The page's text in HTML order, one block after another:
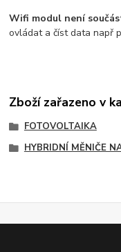
Wifi modul není
ovládat a číst data např
Zboží zařazeno v
FOTOVOLTAIKA
HYBRIDNÍ MĚNIČE